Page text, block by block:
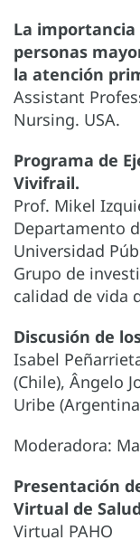
La
personas
la atención
Assistant
Nursing. USA.
Programa de
Vivifrail.
Prof. Mikel
Departamento
Universidad
Grupo de
calidad de vida
Discusión de
Isabel
(Chile), Ângelo
Uribe
Moderadora:
Presentación
Virtual de
Virtual PAHO